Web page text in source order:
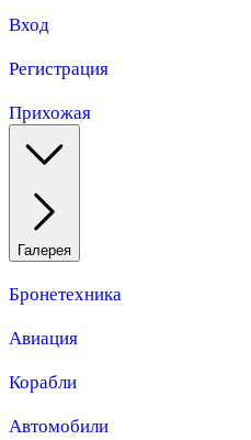
Вход
Регистрация
Прихожая
Галерея
Бронетехника
Авиация
Корабли
Автомобили